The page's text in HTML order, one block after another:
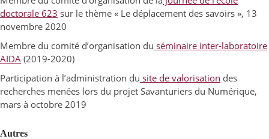
doctorale 623 sur le thème « Le déplacement des savoirs », 13
novembre 2020
Membre du comité d’organisation du séminaire inter-laboratoire
AIDA (2019-2020)
Participation à l’administration du site de valorisation des
recherches menées lors du projet Savanturiers du Numérique,
mars à octobre 2019
Autres